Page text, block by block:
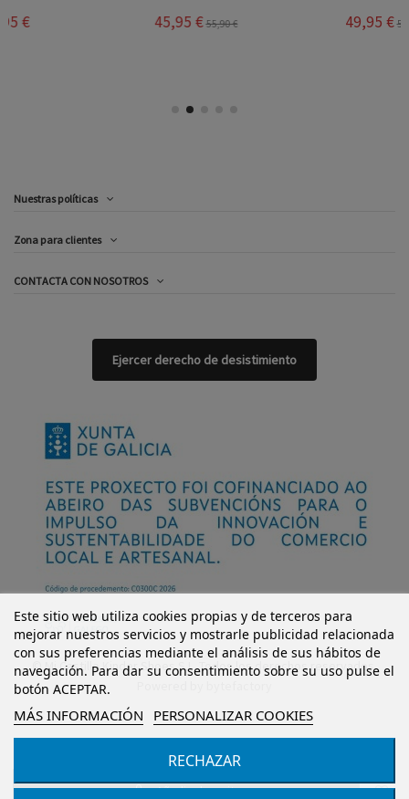
Añadir al carrito
55,90 € 59,00 €
Nuestras políticas
Zona para clientes
CONTACTA CON NOSOTROS
Este sitio web utiliza cookies propias y de terceros para
mejorar nuestros servicios y mostrarle publicidad relacionada
con sus preferencias mediante el análisis de sus hábitos de
navegación. Para dar su consentimiento sobre su uso pulse el
botón ACEPTAR.
MÁS INFORMACIÓN PERSONALIZAR COOKIES
RECHAZAR
Ejercer derecho de desistimiento
© Mi Castillo Kinder Shoes S.L. Todos los derechos reservados.